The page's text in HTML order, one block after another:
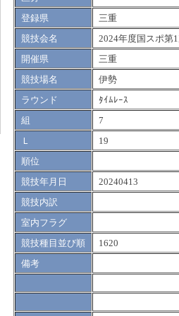
登録県
三重
競技会名
2024年度国スポ第
開催県
三重
競技場名
伊勢
ラウンド
ﾀｲﾑﾚｰｽ
組
7
Ｌ
19
順位
競技年月日
20240413
競技内訳
室内フラグ
競技種目並び順
1620
備考